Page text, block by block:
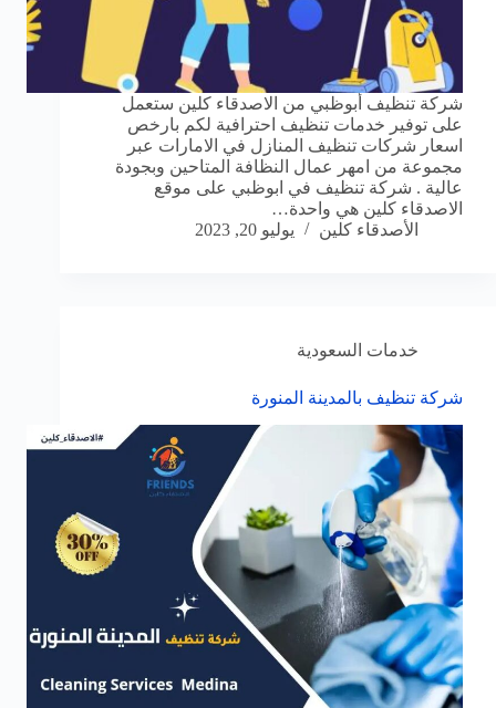
شركة تنظيف أبوظبي من الاصدقاء كلين ستعمل
على توفير خدمات تنظيف احترافية لكم بارخص
اسعار شركات تنظيف المنازل في الامارات عبر
مجموعة من امهر عمال النظافة المتاحين وبجودة
عالية . شركة تنظيف في ابوظبي على موقع
الاصدقاء كلين هي واحدة…
الأصدقاء كلين
يوليو 20, 2023
خدمات السعودية
شركة تنظيف بالمدينة المنورة